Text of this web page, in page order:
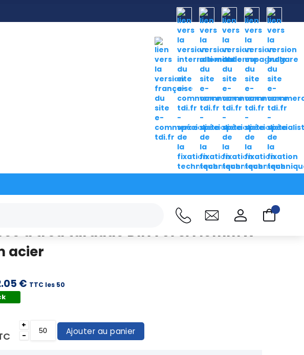
à trou taraudée DIN 7978A acier trempé à coeur 100Cr 6 N°1.3505 ›
de position conique rectifiée,
à trou taraudé DIN 7978A 10mm X
acier
€ TTC les 50
+
-
Ajouter au panier